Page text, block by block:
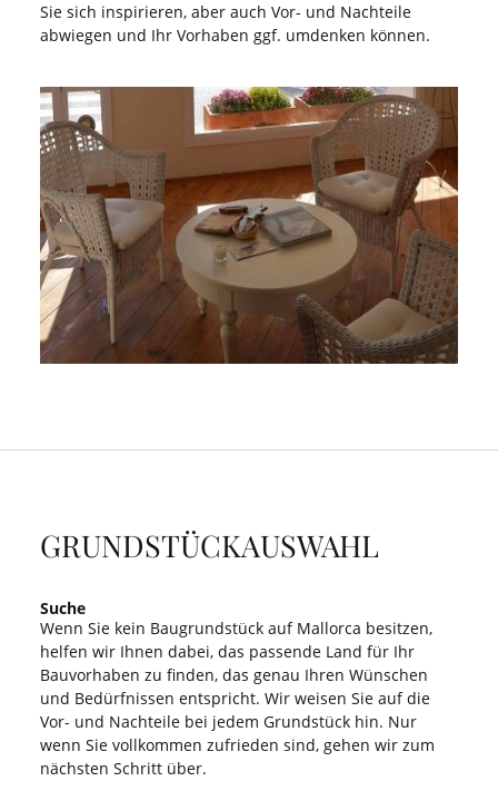
Sie sich inspirieren, aber auch Vor- und Nachteile
abwiegen und Ihr Vorhaben ggf. umdenken können.
GRUNDSTÜCKAUSWAHL
Suche
Wenn Sie kein Baugrundstück auf Mallorca besitzen,
helfen wir Ihnen dabei, das passende Land für Ihr
Bauvorhaben zu finden, das genau Ihren Wünschen
und Bedürfnissen entspricht. Wir weisen Sie auf die
Vor- und Nachteile bei jedem Grundstück hin. Nur
wenn Sie vollkommen zufrieden sind, gehen wir zum
nächsten Schritt über.